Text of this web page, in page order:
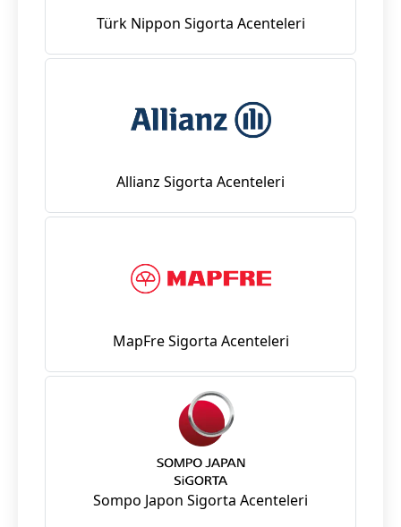
Türk Nippon Sigorta Acenteleri
Allianz Sigorta Acenteleri
MapFre Sigorta Acenteleri
Sompo Japon Sigorta Acenteleri